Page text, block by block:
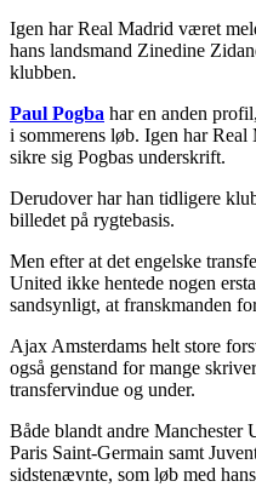
Igen har Real Madrid været
hans landsmand Zinedine
klubben.
Paul Pogba har en anden
i sommerens løb. Igen har
sikre sig Pogbas underskrift.
Derudover har han tidligere
billedet på rygtebasis.
Men efter at det engelske
United ikke hentede nogen
sandsynligt, at franskmanden
Ajax Amsterdams helt store
også genstand for mange
transfervindue og under.
Både blandt andre Manchester
Paris Saint-Germain samt
sidstenævnte, som løb med